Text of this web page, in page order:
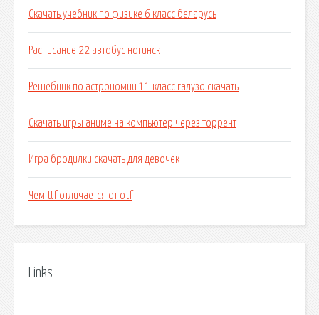
Скачать учебник по физике 6 класс беларусь
Расписание 22 автобус ногинск
Решебник по астрономии 11 класс галузо скачать
Скачать игры аниме на компьютер через торрент
Игра бродилки скачать для девочек
Чем ttf отличается от otf
Links